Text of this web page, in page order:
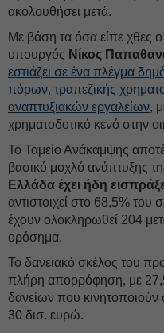
ακολουθήσει μετά.
Με βάση τα όσα είπε χθες
υπουργός Νίκος
εστιάζει σε ένα πλέγμα
πόρων, τραπεζικής
αναπτυξιακών εργαλείων,
χρηματοδοτικό κενό στην
Το Ταμείο Ανάκαμψης
βασικό μοχλό ανάπτυξης
Ελλάδα έχει ήδη
αντιστοιχεί στο 68,5%
έχουν ολοκληρωθεί 204
ορόσημα.
Το δανειακό σκέλος του
πλήρη απορρόφηση, με
δανείων που
30 δισ. ευρώ.